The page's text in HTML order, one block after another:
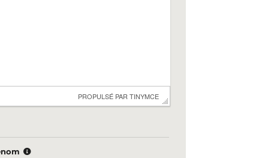
PROPULSÉ PAR TINYMCE